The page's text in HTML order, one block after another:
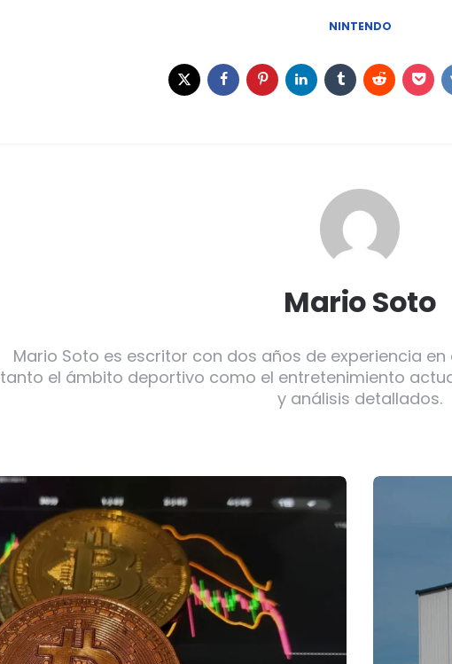
NINTENDO
Mario Soto
Mario Soto es escritor con dos años de experiencia
tanto el ámbito deportivo como el entretenimiento
y análisis detallados.